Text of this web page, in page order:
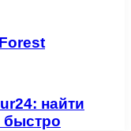
найти
быстро